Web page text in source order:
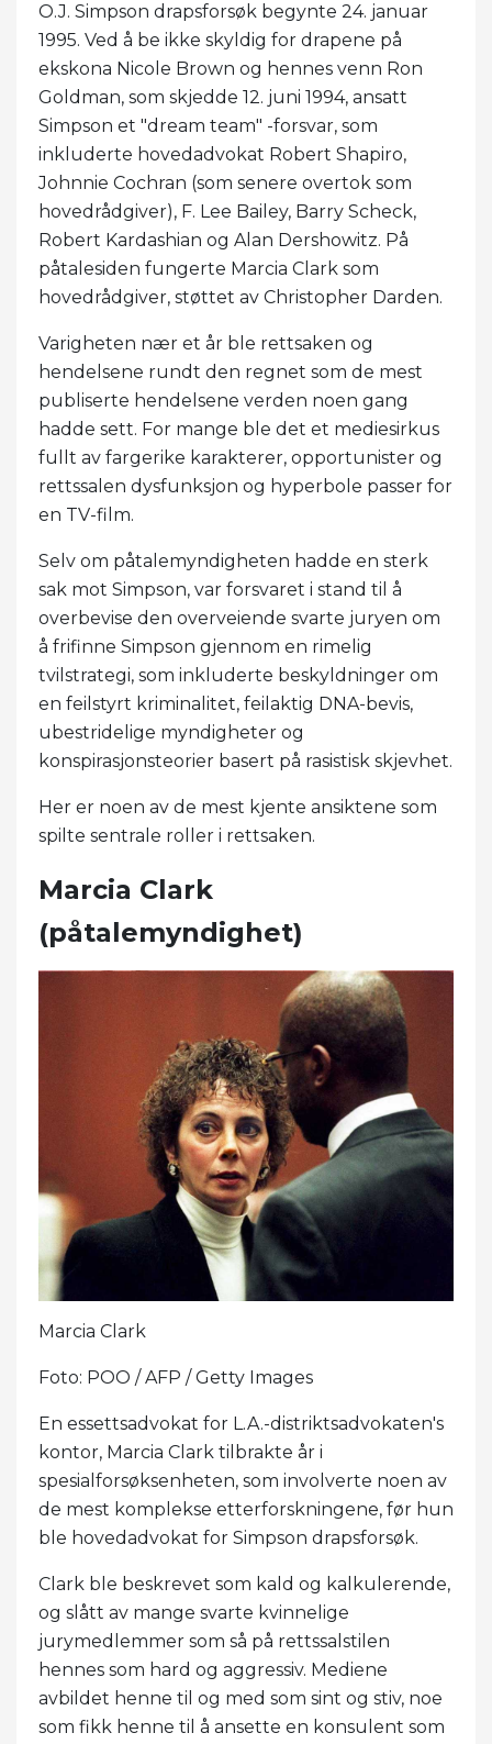
O.J. Simpson drapsforsøk begynte 24. januar
1995. Ved å be ikke skyldig for drapene på
ekskona Nicole Brown og hennes venn Ron
Goldman, som skjedde 12. juni 1994, ansatt
Simpson et "dream team" -forsvar, som
inkluderte hovedadvokat Robert Shapiro,
Johnnie Cochran (som senere overtok som
hovedrådgiver), F. Lee Bailey, Barry Scheck,
Robert Kardashian og Alan Dershowitz. På
påtalesiden fungerte Marcia Clark som
hovedrådgiver, støttet av Christopher Darden.
Varigheten nær et år ble rettsaken og
hendelsene rundt den regnet som de mest
publiserte hendelsene verden noen gang
hadde sett. For mange ble det et mediesirkus
fullt av fargerike karakterer, opportunister og
rettssalen dysfunksjon og hyperbole passer for
en TV-film.
Selv om påtalemyndigheten hadde en sterk
sak mot Simpson, var forsvaret i stand til å
overbevise den overveiende svarte juryen om
å frifinne Simpson gjennom en rimelig
tvilstrategi, som inkluderte beskyldninger om
en feilstyrt kriminalitet, feilaktig DNA-bevis,
ubestridelige myndigheter og
konspirasjonsteorier basert på rasistisk skjevhet.
Her er noen av de mest kjente ansiktene som
spilte sentrale roller i rettsaken.
Marcia Clark
(påtalemyndighet)
Marcia Clark
Foto: POO / AFP / Getty Images
En essettsadvokat for L.A.-distriktsadvokaten's
kontor, Marcia Clark tilbrakte år i
spesialforsøksenheten, som involverte noen av
de mest komplekse etterforskningene, før hun
ble hovedadvokat for Simpson drapsforsøk.
Clark ble beskrevet som kald og kalkulerende,
og slått av mange svarte kvinnelige
jurymedlemmer som så på rettssalstilen
hennes som hard og aggressiv. Mediene
avbildet henne til og med som sint og stiv, noe
som fikk henne til å ansette en konsulent som